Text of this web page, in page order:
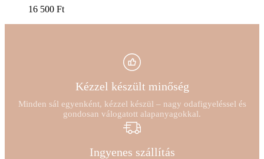
16 500 Ft
Kézzel készült minőség
Minden sál egyenként, kézzel készül – nagy odafigyeléssel és
gondosan válogatott alapanyagokkal.
Ingyenes szállítás